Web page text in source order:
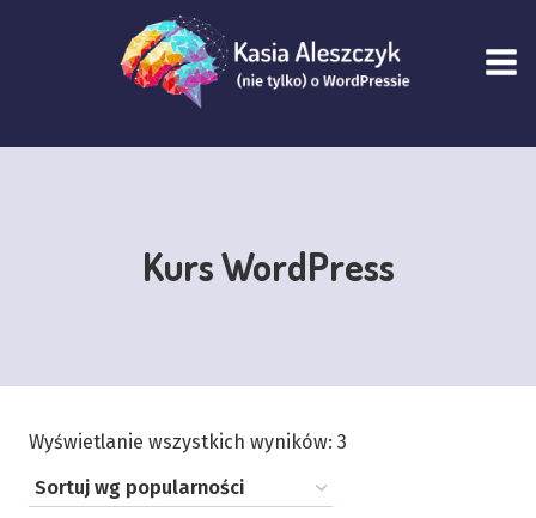
Kurs WordPress
Wyświetlanie wszystkich wyników: 3